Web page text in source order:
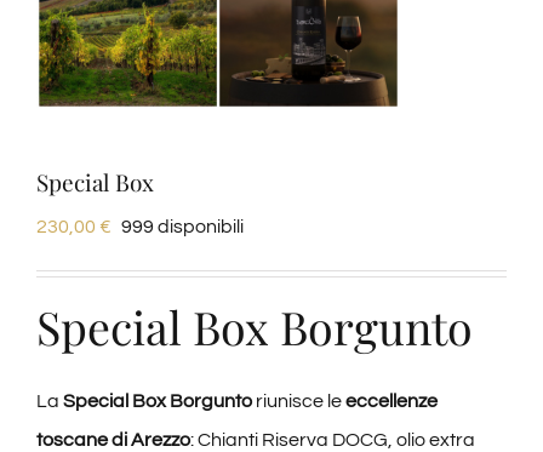
Degustazioni
Wine Tasting
Blog
Contatti
Amazon
Special Box
230,00 € 999 disponibili
Special Box Borgunto
La Special Box Borguntoriunisce leeccellenze
toscane di Arezzo: Chianti Riserva DOCG, olio extra